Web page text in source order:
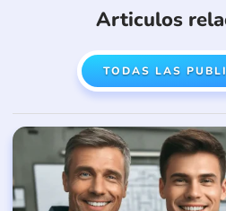
Articulos
TODAS LAS